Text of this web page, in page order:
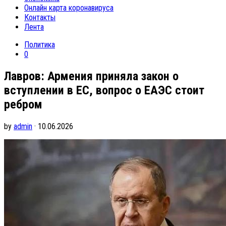
Онлайн карта коронавируса
Контакты
Лента
Политика
0
Лавров: Армения приняла закон о
вступлении в ЕС, вопрос о ЕАЭС стоит
ребром
by admin · 10.06.2026